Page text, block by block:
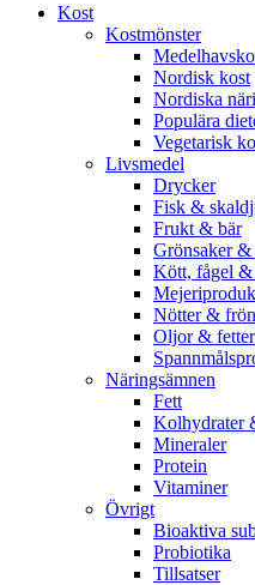
Kost
Kostmönster
Nordisk kost
Nordiska
Populära
Vegetarisk
Livsmedel
Drycker
Fisk &
Frukt & bär
Grönsaker
Kött, fågel &
Nötter & frön
Oljor & fetter
Näringsämnen
Fett
Kolhydrater
Mineraler
Protein
Vitaminer
Övrigt
Bioaktiva
Probiotika
Tillsatser